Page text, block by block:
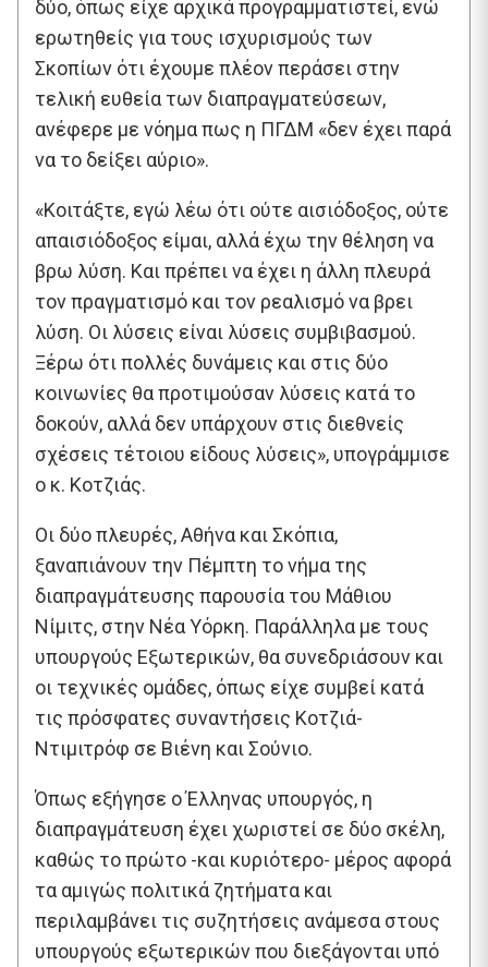
δύο, όπως είχε αρχικά προγραμματιστεί, ενώ
ερωτηθείς για τους ισχυρισμούς των
Σκοπίων ότι έχουμε πλέον περάσει στην
τελική ευθεία των διαπραγματεύσεων,
ανέφερε με νόημα πως η ΠΓΔΜ «δεν έχει παρά
να το δείξει αύριο».
«Κοιτάξτε, εγώ λέω ότι ούτε αισιόδοξος, ούτε
απαισιόδοξος είμαι, αλλά έχω την θέληση να
βρω λύση. Και πρέπει να έχει η άλλη πλευρά
τον πραγματισμό και τον ρεαλισμό να βρει
λύση. Οι λύσεις είναι λύσεις συμβιβασμού.
Ξέρω ότι πολλές δυνάμεις και στις δύο
κοινωνίες θα προτιμούσαν λύσεις κατά το
δοκούν, αλλά δεν υπάρχουν στις διεθνείς
σχέσεις τέτοιου είδους λύσεις», υπογράμμισε
ο κ. Κοτζιάς.
Οι δύο πλευρές, Αθήνα και Σκόπια,
ξαναπιάνουν την Πέμπτη το νήμα της
διαπραγμάτευσης παρουσία του Μάθιου
Νίμιτς, στην Νέα Υόρκη. Παράλληλα με τους
υπουργούς Εξωτερικών, θα συνεδριάσουν και
οι τεχνικές ομάδες, όπως είχε συμβεί κατά
τις πρόσφατες συναντήσεις Κοτζιά-
Ντιμιτρόφ σε Βιένη και Σούνιο.
Όπως εξήγησε ο Έλληνας υπουργός, η
διαπραγμάτευση έχει χωριστεί σε δύο σκέλη,
καθώς το πρώτο -και κυριότερο- μέρος αφορά
τα αμιγώς πολιτικά ζητήματα και
περιλαμβάνει τις συζητήσεις ανάμεσα στους
υπουργούς εξωτερικών που διεξάγονται υπό